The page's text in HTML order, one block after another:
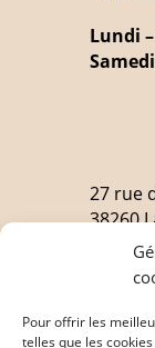
Pour offrir les
telles que les
Lundi
27 rue
38260